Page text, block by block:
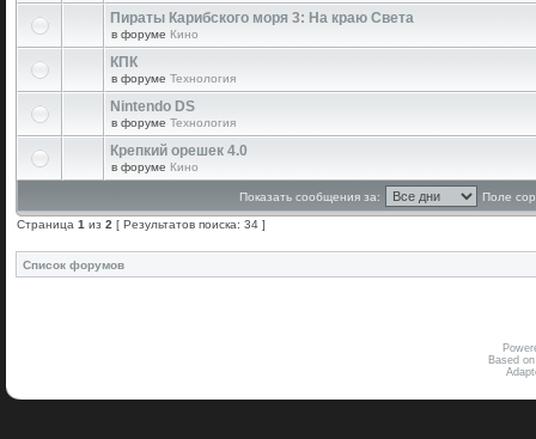
Пираты Карибского моря 3: На краю Света
в форуме Кино
КПК
в форуме Технология
Nintendo DS
в форуме Технология
Крепкий орешек 4.0
в форуме Кино
Показать сообщения за: Поле
Страница 1 из 2 [ Результатов поиска: 34 ]
Список форумов
Based